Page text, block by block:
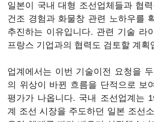
일본이 국내 대형 조선업체들과 협
건조 경험과 화물창 관련 노하우를
추진하는 이유입니다. 관련 기술 라
프랑스 기업과의 협력도 검토할 계획
업계에서는 이번 기술이전 요청을
의 위상이 바뀐 흐름을 단적으로 보
평가가 나옵니다. 국내 조선업계는
계 조선 시장을 주도하던 일본 조선